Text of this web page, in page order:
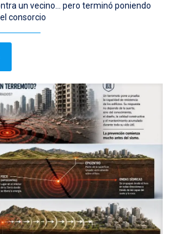
un vecino… pero terminó poniendo
consorcio